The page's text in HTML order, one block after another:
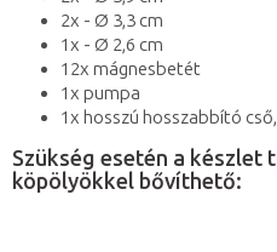
2x - Ø 3,3 cm
1x - Ø 2,6 cm
12x mágnesbetét
1x pumpa
1x hosszú hosszabbító
Szükség esetén a készlet
köpölyökkel bővíthető: